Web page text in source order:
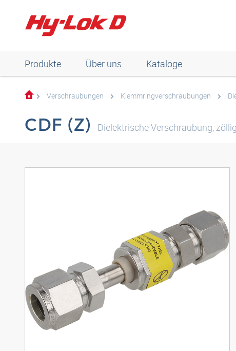
Produkte Über uns Kataloge
Verschraubungen Klemmringverschraubungen
CDF (Z) Dielektrische Verschraubung,